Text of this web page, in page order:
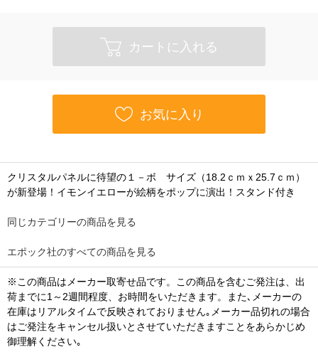
カートに入れる
お気に入り
クリスタルパネルに待望の１－ボ サイズ（18.2ｃｍｘ25.7ｃｍ）
が新登場！イモンイエローが絵柄をポップに演出！スタンド付き
同じカテゴリーの商品を見る
エポック社のすべての商品を見る
※この商品はメーカー取寄せ品です。この商品を含むご発注は、出
荷までに1～2週間程度、お時間をいただきます。また､メーカーの
在庫はリアルタイムで反映されておりません｡メーカー品切れの場合
はご発注をキャンセル扱いとさせていただきますことをあらかじめ
御理解ください｡